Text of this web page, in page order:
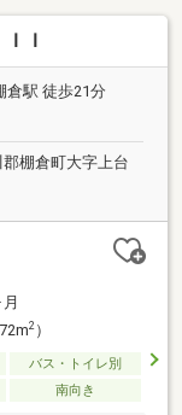
Ｉ
倉駅 徒歩21分
棚倉町大字上台
2）
バス・トイレ別
南向き